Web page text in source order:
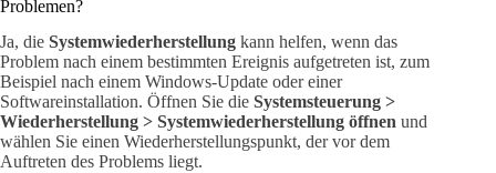
Problemen?
Ja, die Systemwiederherstellung kann helfen, wenn das
Problem nach einem bestimmten Ereignis aufgetreten ist, zum
Beispiel nach einem Windows-Update oder einer
Softwareinstallation. Öffnen Sie die Systemsteuerung >
Wiederherstellung > Systemwiederherstellung öffnen und
wählen Sie einen Wiederherstellungspunkt, der vor dem
Auftreten des Problems liegt.